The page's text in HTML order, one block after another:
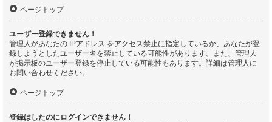
ページトップ
ユーザー登録できません！
管理人があなたの IPアドレス をアクセス禁止に指定しているか、あなたが登
録しようとしたユーザー名を禁止している可能性があります。また、管理人
が掲示板のユーザー登録を停止している可能性もあります。詳細は管理人に
お問い合わせください。
ページトップ
登録はしたのにログインできません！